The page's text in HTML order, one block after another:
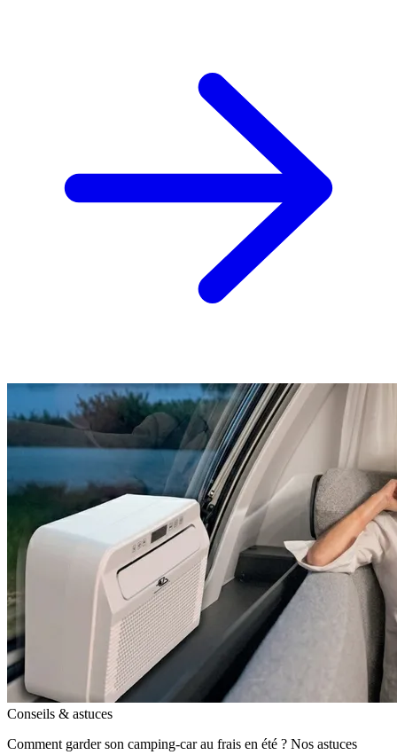
Conseils & astuces
Comment garder son camping-car au frais en été ? Nos astuces